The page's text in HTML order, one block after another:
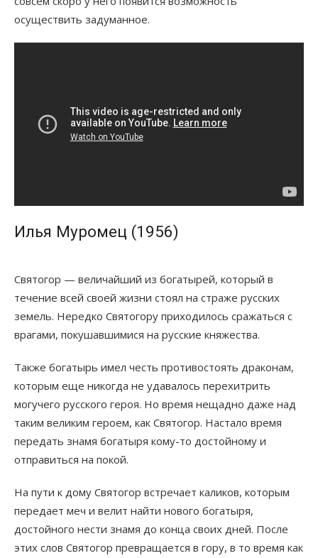
осуществить задуманное.
Илья Муромец (1956)
Святогор — величайший из богатырей, который в
течение всей своей жизни стоял на страже русских
земель. Нередко Святогору приходилось сражаться с
врагами, покушавшимися на русские княжества.
Также богатырь имел честь противостоять драконам,
которым еще никогда не удавалось перехитрить
могучего русского героя. Но время нещадно даже над
таким великим героем, как Святогор. Настало время
передать знамя богатыря кому-то достойному и
отправиться на покой.
На пути к дому Святогор встречает каликов, которым
передает меч и велит найти нового богатыря,
достойного нести знамя до конца своих дней. После
этих слов Святогор превращается в гору, в то время как